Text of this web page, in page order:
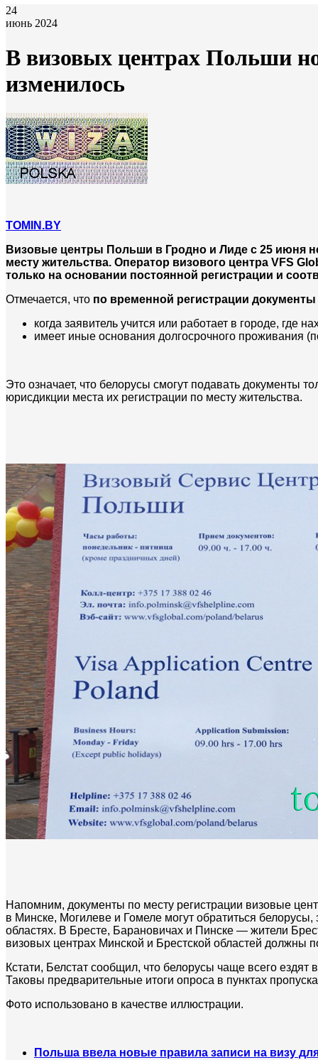
24
июнь 2024
В визовых центрах Польши
изменилось
TOMIN.BY
Визовые центры Польши в Гродно и Лиде с 25 июня
месту жительства. Оператор визового центра VFS
только на основании постоянной регистрации и
Отмечается, что по временной регистрации
когда заявитель учится или работает в городе, где
имеет иные основания долгосрочного проживания
Это означает, что белорусы смогут подавать документы
юрисдикции места их регистрации по месту жительства.
Напомним, документы по месту регистрации визовые
в Минске, Могилеве и Гомеле могут обратиться
областях. В Бресте, Барановичах и Пинске — жители
визовых центрах Минской и Брестской областей должны
Кстати, Белстат сообщил, что белорусы чаще всего
Таковы предварительные итоги опроса в пунктах
Фото использовано в качестве иллюстрации.
Польша ввела новые правила записи на визу